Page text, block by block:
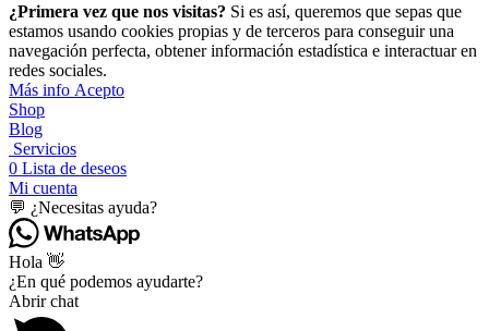
¿Primera vez que nos visitas? Si es así, queremos que sepas que
estamos usando cookies propias y de terceros para conseguir una
navegación perfecta, obtener información estadística e interactuar en
redes sociales.
Más info Más
Acepto
Shop
Blog
Servicios
0 Lista de deseos
Mi cuenta
💬 ¿Necesitas ayuda?
Hola 👋
¿En qué podemos ayudarte?
Abrir chat